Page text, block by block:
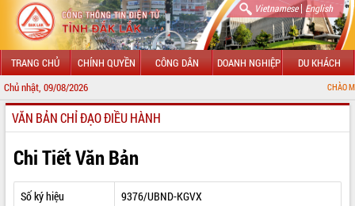
Vietnamese| English
TRANG CHỦ CHÍNH QUYỀN CÔNG DÂN DOANH NGHIỆP DU KHÁCH
Chủ nhật, 09/08/2026 CHÀO MỪNG ĐẾN
GIỚI THIỆU
LÃNH ĐẠO UBND TỈNH
TIN TỨC SỰ KIỆN
VĂN BẢN CHỈ ĐẠO ĐIỀU HÀNH
Chi Tiết Văn Bản
Số ký hiệu
9376/UBND-KGVX